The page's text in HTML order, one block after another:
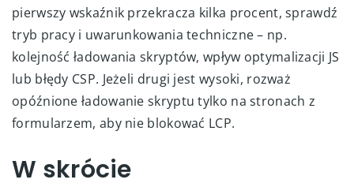
pierwszy wskaźnik przekracza kilka procent, sprawdź
tryb pracy i uwarunkowania techniczne – np.
kolejność ładowania skryptów, wpływ optymalizacji JS
lub błędy CSP. Jeżeli drugi jest wysoki, rozważ
opóźnione ładowanie skryptu tylko na stronach z
formularzem, aby nie blokować LCP.
W skrócie